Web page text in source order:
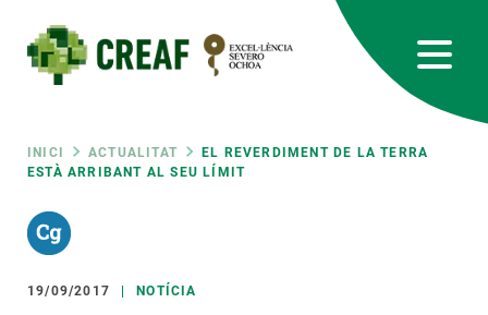
contingut
Fil
d'ariadna
INICI ACTUALITAT
EL REVERDIMENT DE LA TERRA
ESTÀ ARRIBANT AL SEU LÍMIT
19/09/2017 NOTÍCIA
RRSS
Featured
responsive
INTRANET